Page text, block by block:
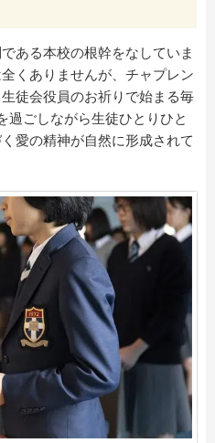
ある本校の根幹をなしていま
くありませんが、チャプレン
徒会役員のお祈りで始まる毎
過ごしながら生徒ひとりひと
愛の精神が自然に形成されて